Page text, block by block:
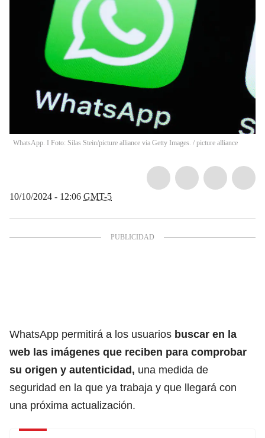
WhatsApp. I Foto: Silas Stein/picture alliance via Getty Images. / picture alliance
10/10/2024 - 12:06 GMT-5
WhatsApp permitirá a los usuarios buscar en la
web las imágenes que reciben para comprobar
su origen y autenticidad, una medida de
seguridad en la que ya trabaja y que llegará con
una próxima actualización.